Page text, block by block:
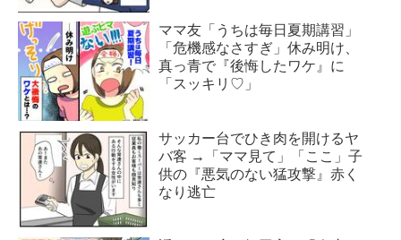
ママ友「うちは毎日夏期講習」
「危機感なさすぎ」休み明け、
真っ青で『後悔したワケ』に
「スッキリ♡」
サッカー台でひき肉を開けるヤ
バ客 →「ママ見て」「ここ」子
供の『悪気のない猛攻撃』赤く
なり逃亡